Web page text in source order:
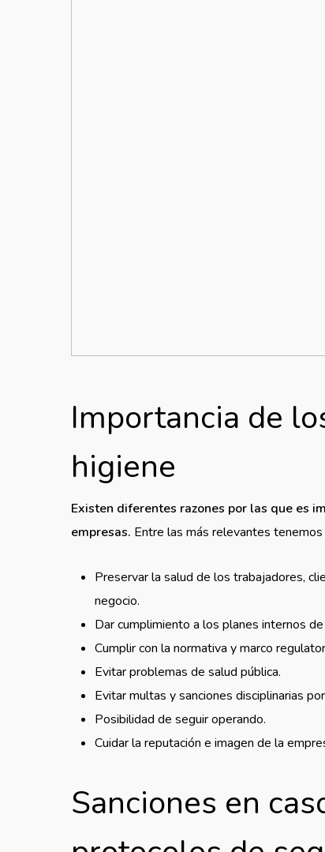
Importancia de
higiene
Existen diferentes razones por las que es
empresas. Entre las más relevantes
Preservar la salud de los trabajadores,
negocio.
Dar cumplimiento a los planes internos
Cumplir con la normativa y marco
Evitar problemas de salud pública.
Evitar multas y sanciones disciplinarias
Posibilidad de seguir operando.
Cuidar la reputación e imagen de la
Sanciones en